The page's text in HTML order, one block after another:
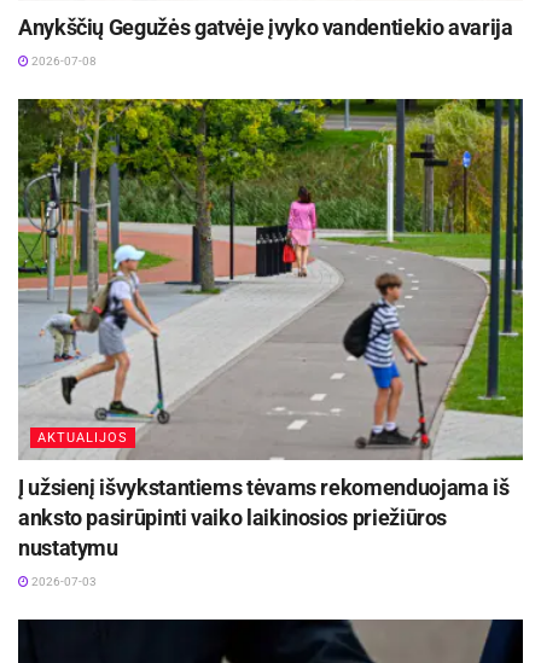
Anykščių Gegužės gatvėje įvyko vandentiekio avarija
2026-07-08
AKTUALIJOS
Į užsienį išvykstantiems tėvams rekomenduojama iš
anksto pasirūpinti vaiko laikinosios priežiūros
nustatymu
2026-07-03